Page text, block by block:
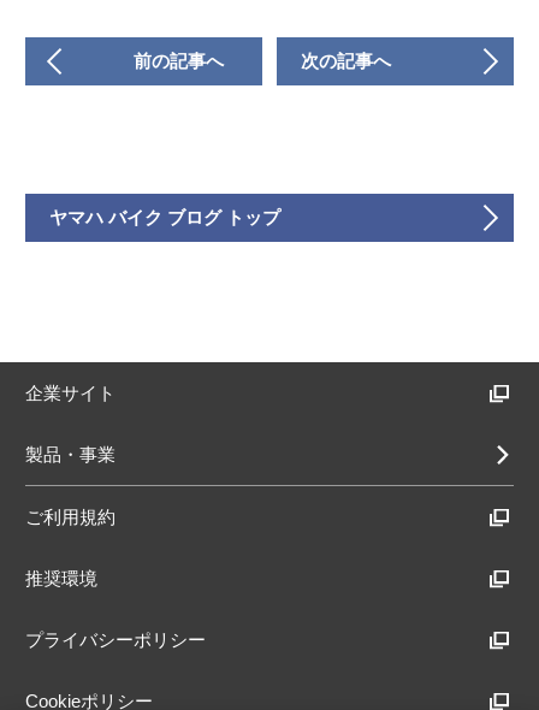
前の記事へ 次の記事へ
ヤマハ バイク ブログ トップ
企業サイト
製品・事業
ご利用規約
推奨環境
プライバシーポリシー
Cookieポリシー